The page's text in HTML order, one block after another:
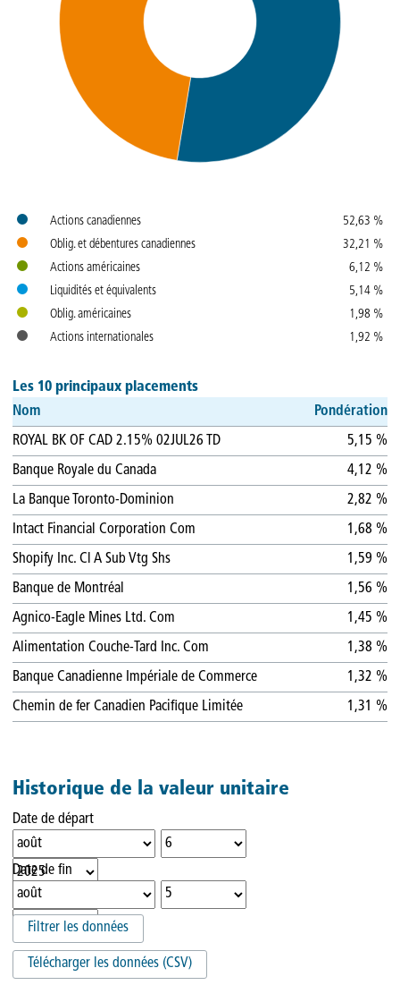
Couleurs
Nom
Pondération
Actions canadiennes
52,63 %
Oblig. et débentures canadiennes
32,21 %
Actions américaines
6,12 %
Liquidités et équivalents
5,14 %
Oblig. américaines
1,98 %
Actions internationales
1,92 %
Les 10 principaux placements
Nom
Pondération
ROYAL BK OF CAD 2.15% 02JUL26 TD 5,15 %
Banque Royale du Canada 4,12 %
La Banque Toronto-Dominion 2,82 %
Intact Financial Corporation Com 1,68 %
Shopify Inc. Cl A Sub Vtg Shs 1,59 %
Banque de Montréal 1,56 %
Agnico-Eagle Mines Ltd. Com 1,45 %
Alimentation Couche-Tard Inc. Com 1,38 %
Banque Canadienne Impériale de Commerce 1,32 %
Chemin de fer Canadien Pacifique Limitée 1,31 %
Historique de la valeur unitaire
Date de départ
Date de fin
Filtrer les données
Télécharger les données (CSV)